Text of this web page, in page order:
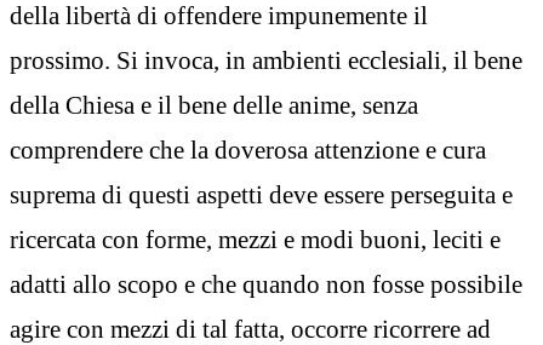
della libertà di offendere impunemente il
prossimo. Si invoca, in ambienti ecclesiali, il bene
della Chiesa e il bene delle anime, senza
comprendere che la doverosa attenzione e cura
suprema di questi aspetti deve essere perseguita e
ricercata con forme, mezzi e modi buoni, leciti e
adatti allo scopo e che quando non fosse possibile
agire con mezzi di tal fatta, occorre ricorrere ad